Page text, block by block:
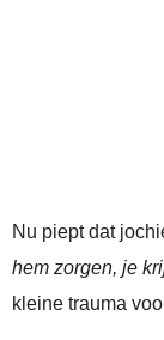
Nu piept dat
hem zorgen, je
kleine trauma